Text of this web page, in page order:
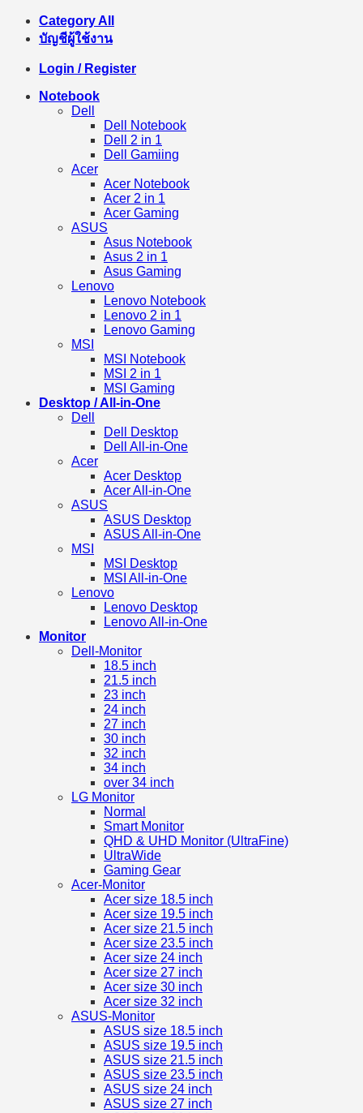
Category All
บัญชีผู้ใช้งาน
Login / Register
Notebook
Dell
Dell Notebook
Dell 2 in 1
Dell Gamiing
Acer
Acer Notebook
Acer 2 in 1
Acer Gaming
ASUS
Asus Notebook
Asus 2 in 1
Asus Gaming
Lenovo
Lenovo Notebook
Lenovo 2 in 1
Lenovo Gaming
MSI
MSI Notebook
MSI 2 in 1
MSI Gaming
Desktop / All-in-One
Dell
Dell Desktop
Dell All-in-One
Acer
Acer Desktop
Acer All-in-One
ASUS
ASUS Desktop
ASUS All-in-One
MSI
MSI Desktop
MSI All-in-One
Lenovo
Lenovo Desktop
Lenovo All-in-One
Monitor
Dell-Monitor
18.5 inch
21.5 inch
23 inch
24 inch
27 inch
30 inch
32 inch
34 inch
over 34 inch
LG Monitor
Normal
Smart Monitor
QHD & UHD Monitor (UltraFine)
UltraWide
Gaming Gear
Acer-Monitor
Acer size 18.5 inch
Acer size 19.5 inch
Acer size 21.5 inch
Acer size 23.5 inch
Acer size 24 inch
Acer size 27 inch
Acer size 30 inch
Acer size 32 inch
ASUS-Monitor
ASUS size 18.5 inch
ASUS size 19.5 inch
ASUS size 21.5 inch
ASUS size 23.5 inch
ASUS size 24 inch
ASUS size 27 inch